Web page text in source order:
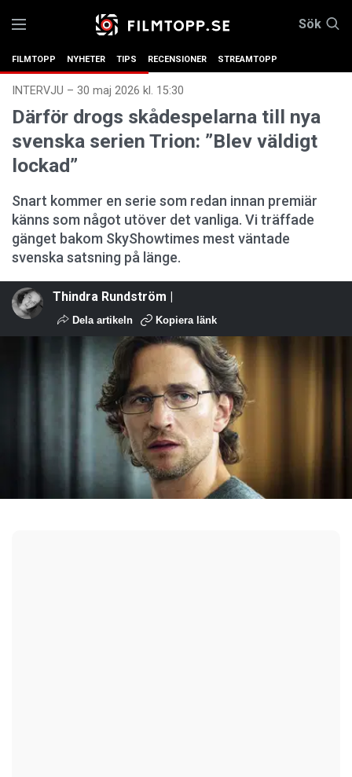
Sök
FILMTOPP NYHETER TIPS RECENSIONER STREAMTOPP
INTERVJU – 30 maj 2026 kl. 15:30
Därför drogs skådespelarna till nya
svenska serien Trion: ”Blev väldigt
lockad”
Snart kommer en serie som redan innan premiär
känns som något utöver det vanliga. Vi träffade
gänget bakom SkyShowtimes mest väntade
svenska satsning på länge.
Thindra Rundström |
Dela artikeln Kopiera länk